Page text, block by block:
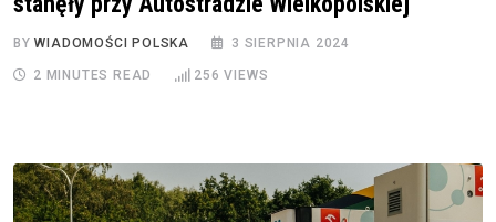
BYWIADOMOŚCI POLSKA 3 SIERPNIA 2024
2 MINUTES READ 256 VIEWS